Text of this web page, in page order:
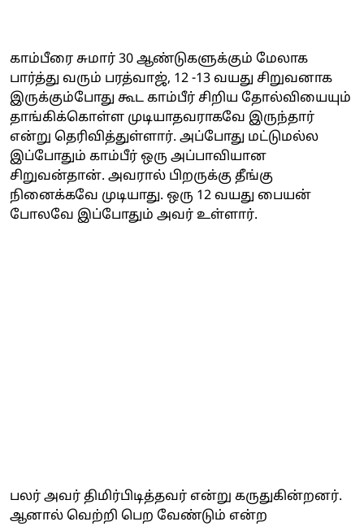
காம்பீரை சுமார் 30 ஆண்டுகளுக்கும் மேலாக
பார்த்து வரும் பரத்வாஜ், 12 -13 வயது சிறுவனாக
இருக்கும்போது கூட காம்பீர் சிறிய தோல்வியையும்
தாங்கிக்கொள்ள முடியாதவராகவே இருந்தார்
என்று தெரிவித்துள்ளார். அப்போது மட்டுமல்ல
இப்போதும் காம்பீர் ஒரு அப்பாவியான
சிறுவன்தான். அவரால் பிறருக்கு தீங்கு
நினைக்கவே முடியாது. ஒரு 12 வயது பையன்
போலவே இப்போதும் அவர் உள்ளார்.
பலர் அவர் திமிர்பிடித்தவர் என்று கருதுகின்றனர்.
ஆனால் வெற்றி பெற வேண்டும் என்ற